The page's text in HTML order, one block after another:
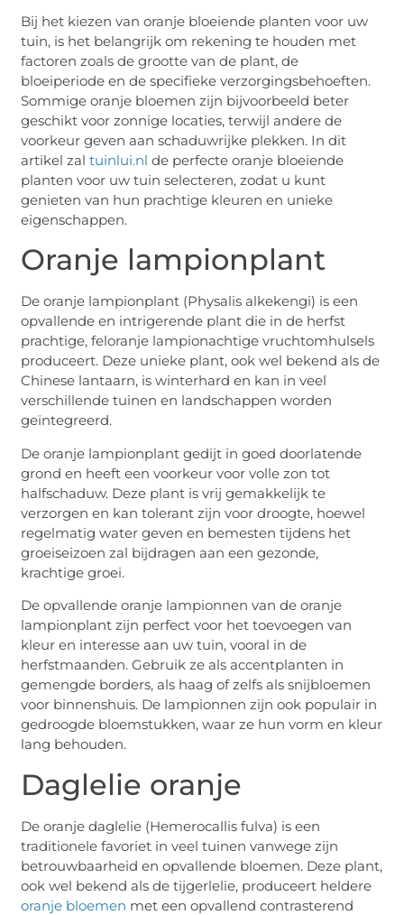
Bij het kiezen van oranje bloeiende planten voor uw
tuin, is het belangrijk om rekening te houden met
factoren zoals de grootte van de plant, de
bloeiperiode en de specifieke verzorgingsbehoeften.
Sommige oranje bloemen zijn bijvoorbeeld beter
geschikt voor zonnige locaties, terwijl andere de
voorkeur geven aan schaduwrijke plekken. In dit
artikel zaltuinlui.nl de perfecte oranje bloeiende
planten voor uw tuin selecteren, zodat u kunt
genieten van hun prachtige kleuren en unieke
eigenschappen.
Oranje lampionplant
De oranje lampionplant (Physalis alkekengi) is een
opvallende en intrigerende plant die in de herfst
prachtige, feloranje lampionachtige vruchtomhulsels
produceert. Deze unieke plant, ook wel bekend als de
Chinese lantaarn, is winterhard en kan in veel
verschillende tuinen en landschappen worden
geïntegreerd.
De oranje lampionplant gedijt in goed doorlatende
grond en heeft een voorkeur voor volle zon tot
halfschaduw. Deze plant is vrij gemakkelijk te
verzorgen en kan tolerant zijn voor droogte, hoewel
regelmatig water geven en bemesten tijdens het
groeiseizoen zal bijdragen aan een gezonde,
krachtige groei.
De opvallende oranje lampionnen van de oranje
lampionplant zijn perfect voor het toevoegen van
kleur en interesse aan uw tuin, vooral in de
herfstmaanden. Gebruik ze als accentplanten in
gemengde borders, als haag of zelfs als snijbloemen
voor binnenshuis. De lampionnen zijn ook populair in
gedroogde bloemstukken, waar ze hun vorm en kleur
lang behouden.
Daglelie oranje
De oranje daglelie (Hemerocallis fulva) is een
traditionele favoriet in veel tuinen vanwege zijn
betrouwbaarheid en opvallende bloemen. Deze plant,
ook wel bekend als de tijgerlelie, produceert heldere
oranje bloemen met een opvallend contrasterend